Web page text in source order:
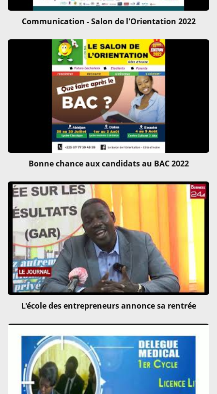
Communication - Salon de l'Orientation 2022
Bonne chance aux candidats au BAC 2022
L'école des entrepreneurs annonce sa rentrée